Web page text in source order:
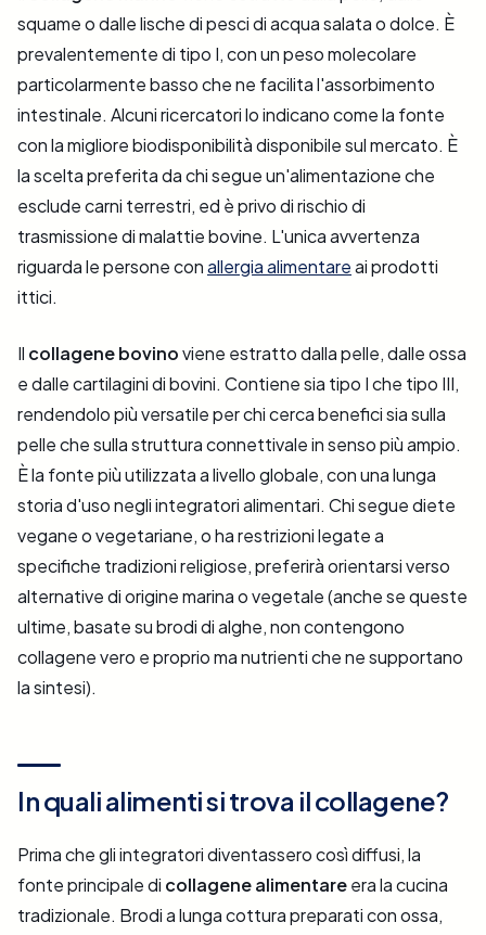
squame o dalle lische di pesci di acqua salata o dolce. È
prevalentemente di tipo I, con un peso molecolare
particolarmente basso che ne facilita l'assorbimento
intestinale. Alcuni ricercatori lo indicano come la fonte
con la migliore biodisponibilità disponibile sul mercato. È
la scelta preferita da chi segue un'alimentazione che
esclude carni terrestri, ed è privo di rischio di
trasmissione di malattie bovine. L'unica avvertenza
riguarda le persone conallergia alimentareai prodotti
ittici.
Il collagene bovinoviene estratto dalla pelle, dalle ossa
e dalle cartilagini di bovini. Contiene sia tipo I che tipo III,
rendendolo più versatile per chi cerca benefici sia sulla
pelle che sulla struttura connettivale in senso più ampio.
È la fonte più utilizzata a livello globale, con una lunga
storia d'uso negli integratori alimentari. Chi segue diete
vegane o vegetariane, o ha restrizioni legate a
specifiche tradizioni religiose, preferirà orientarsi verso
alternative di origine marina o vegetale (anche se queste
ultime, basate su brodi di alghe, non contengono
collagene vero e proprio ma nutrienti che ne supportano
la sintesi).
In quali alimenti si trova il collagene?
Prima che gli integratori diventassero così diffusi, la
fonte principale di collagene alimentareera la cucina
tradizionale. Brodi a lunga cottura preparati con ossa,